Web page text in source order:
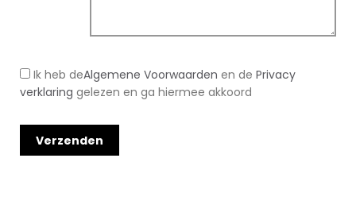
Ik heb deAlgemene Voorwaarden en de Privacy
verklaring gelezen en ga hiermee akkoord